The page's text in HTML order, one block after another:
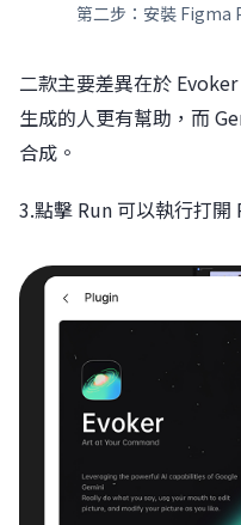
第二步：安裝 Figma
二款主要差異在於
生成的人更有幫助，而
合成。
3.點擊 Run 可以執行打開